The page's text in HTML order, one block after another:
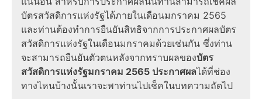
บัตรสวัสดิการแห่งรัฐได้ภายในเดือนมกราคม 2565
และท่านต้องทำการยืนยันสิทธิจากการประกาศผลบัตร
สวัสดิการแห่งรัฐในเดือนมกราคมด้วยเช่นกัน ซึ่งท่าน
จะสามารถยืนยันตัวตนหลังจากทราบผลของบัตร
สวัสดิการแห่งรัฐมกราคม 2565 ประกาศผลได้ที่ช่อง
ทางไหนบ้างนั้นเราจะพาท่านไปเช็คในบทความถัดไป